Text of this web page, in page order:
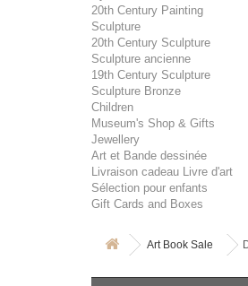
20th Century Painting
Sculpture
20th Century Sculpture
Sculpture ancienne
19th Century Sculpture
Sculpture Bronze
Children
Museum's Shop & Gifts
Jewellery
Art et Bande dessinée
Livraison cadeau Livre d'art
Sélection pour enfants
Gift Cards and Boxes
Art Book Sale